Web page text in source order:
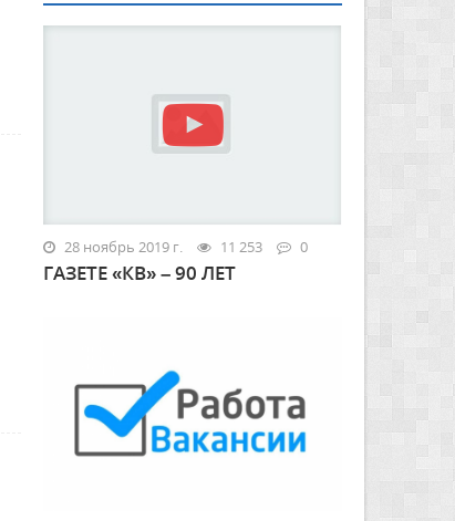
28 ноябрь 2019 г. 11 253 0
ГАЗЕТЕ «КВ» – 90 ЛЕТ